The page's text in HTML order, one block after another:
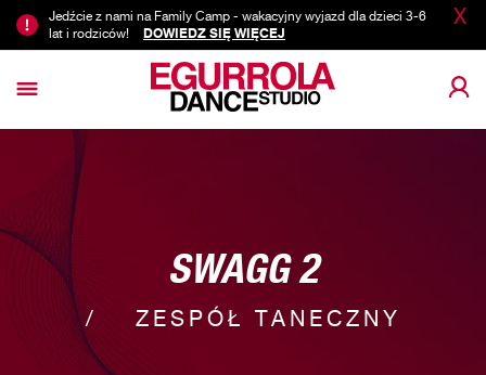
X
Jedźcie z nami na Family Camp - wakacyjny wyjazd dla dzieci 3-6
lat i rodziców!
DOWIEDZ SIĘ WIĘCEJ
SWAGG 2
ZESPÓŁ TANECZNY